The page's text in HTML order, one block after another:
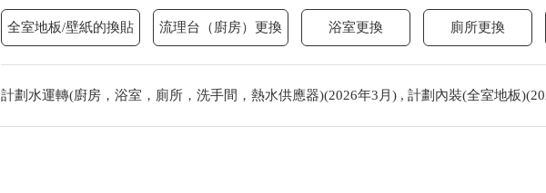
全室地板/壁紙的換貼 流理台（廚房）更換 浴室更換 廁所更換
計劃水運轉(廚房，浴室，廁所，洗手間，熱水供應器)(2026年3月) , 計劃內裝(全室地板